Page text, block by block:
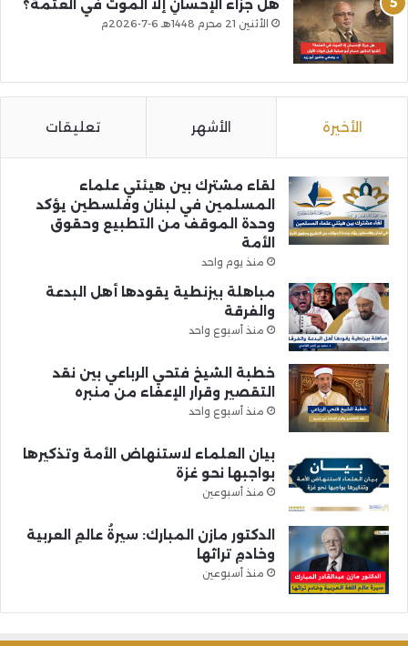
هل جزاءُ الإحسانِ إلا الموت في العتمة؟
الأثنين 21 محرم 1448هـ 6-7-2026م
الأخيرة الأشهر تعليقات
لقاء مشترك بين هيئتي علماء
المسلمين في لبنان وفلسطين يؤكد
وحدة الموقف من التطبيع وحقوق
الأمة
منذ يوم واحد
مباهلة بيزنطية يقودها أهل البدعة
والفرقة
منذ أسبوع واحد
خطبة الشيخ فتحي الرباعي بين نقد
التقصير وقرار الإعفاء من منبره
منذ أسبوع واحد
بيان العلماء لاستنهاض الأمة وتذكيرها
بواجبها نحو غزة
منذ أسبوعين
الدكتور مازن المبارك: سيرةُ عالمِ العربية
وخادمِ تراثها
منذ أسبوعين